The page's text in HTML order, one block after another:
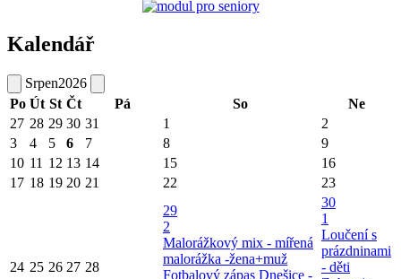
Kalendář
Srpen2026
Po Út St Čt Pá So
Ne
27 28 29 30 31 1
2
3
4 5 6 7 8
9
10 11 12 13 14 15
16
17 18 19 20 21 22 23
24 25 26 27 28
29
2
Malorážkový mix - mířená
malorážka -žena+muž
Fotbalový zápas Dnešice -
30
1
Loučení s
prázdninami
- děti